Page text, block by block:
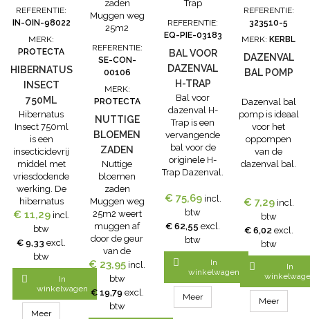
insecten.STICKY-
TRAP
dazenvallenlijm
is geheel
milieuvriendelijk,
weer- en
en helpt u de...
bloedzuigende
insecten.STICKY-
TRAP
is geheel
milieuvriendelijk,
weer- en
regenbestendig
en helpt u...
REFERENTIE:
IN-OIN-98022
MERK:
PROTECTA
HIBERNATUS
INSECT
750ML
Hibernatus
Insect 750ml
is een
insecticidevrij
middel met
vriesdodende
werking. De
hibernatus
insect 750ml
is ideaal voor
bliksemsnelle
kruipende en
vliegende
insecten
dankzij een
€ 11,29 incl.
btw
€ 9,33 excl.
btw

In
winkelwagen
Meer
REFERENTIE:
SE-CON-
00106
MERK:
PROTECTA
NUTTIGE
BLOEMEN
ZADEN
MUGGEN
WEG 25M2
Nuttige
bloemen
zaden
Muggen weg
25m2 weert
muggen af
door de geur
van de
bloemen. Dit
mengsel van
bloemen
(goudsbloem,
€ 23,95 incl.
btw
€ 19,79 excl.
btw
REFERENTIE:
EQ-PIE-03183
BAL VOOR
DAZENVAL
H-TRAP
Bal voor
dazenval H-
Trap is een
vervangende
bal voor de
originele H-
Trap Dazenval.
€ 75,69 incl.
btw
€ 62,55 excl.
btw

In
winkelwagen
Meer
REFERENTIE:
323510-5
MERK:KERBL
DAZENVAL
BAL POMP
Dazenval bal
pomp is ideaal
voor het
oppompen
van de
dazenval bal.
€ 7,29 incl.
btw
€ 6,02 excl.
btw

In
Meer